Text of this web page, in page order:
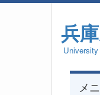
兵
メ